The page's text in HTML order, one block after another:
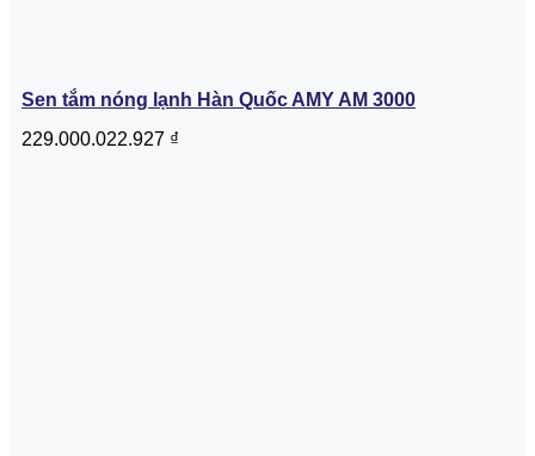
Sen tắm nóng lạnh Hàn Quốc AMY AM 3000
229.000.022.927 ₫